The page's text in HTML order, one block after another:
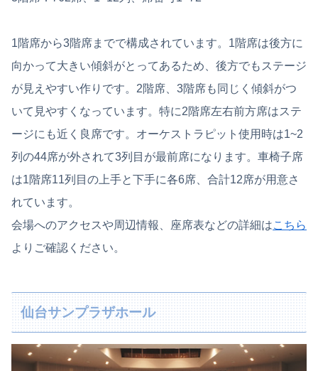
1階席から3階席までで構成されています。1階席は後方に
向かって大きい傾斜がとってあるため、後方でもステージ
が見えやすい作りです。2階席、3階席も同じく傾斜がつ
いて見やすくなっています。特に2階席左右前方席はステ
ージにも近く良席です。オーケストラピット使用時は1~2
列の44席が外されて3列目が最前席になります。車椅子席
は1階席11列目の上手と下手に各6席、合計12席が用意さ
れています。
会場へのアクセスや周辺情報、座席表などの詳細はこちら
よりご確認ください。
仙台サンプラザホール